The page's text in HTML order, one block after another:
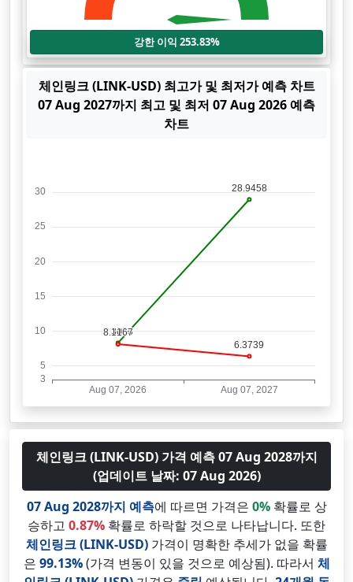
강한 이익 253.83%
체인링크 (LINK-USD) 최고가 및 최저가 예측 차트
07 Aug 2027까지 최고 및 최저 07 Aug 2026 예측
차트
체인링크 (LINK-USD) 가격 예측 07 Aug 2028까지
(업데이트 날짜: 07 Aug 2026)
07 Aug 2028까지 예측에 따르면 가격은 0%확률로 상
승하고 0.87% 확률로 하락할 것으로 나타납니다. 또한
체인링크 (LINK-USD)가격이 명확한 추세가 없을 확률
은 99.13%(가격 변동이 있을 것으로 예상됨). 따라서 체